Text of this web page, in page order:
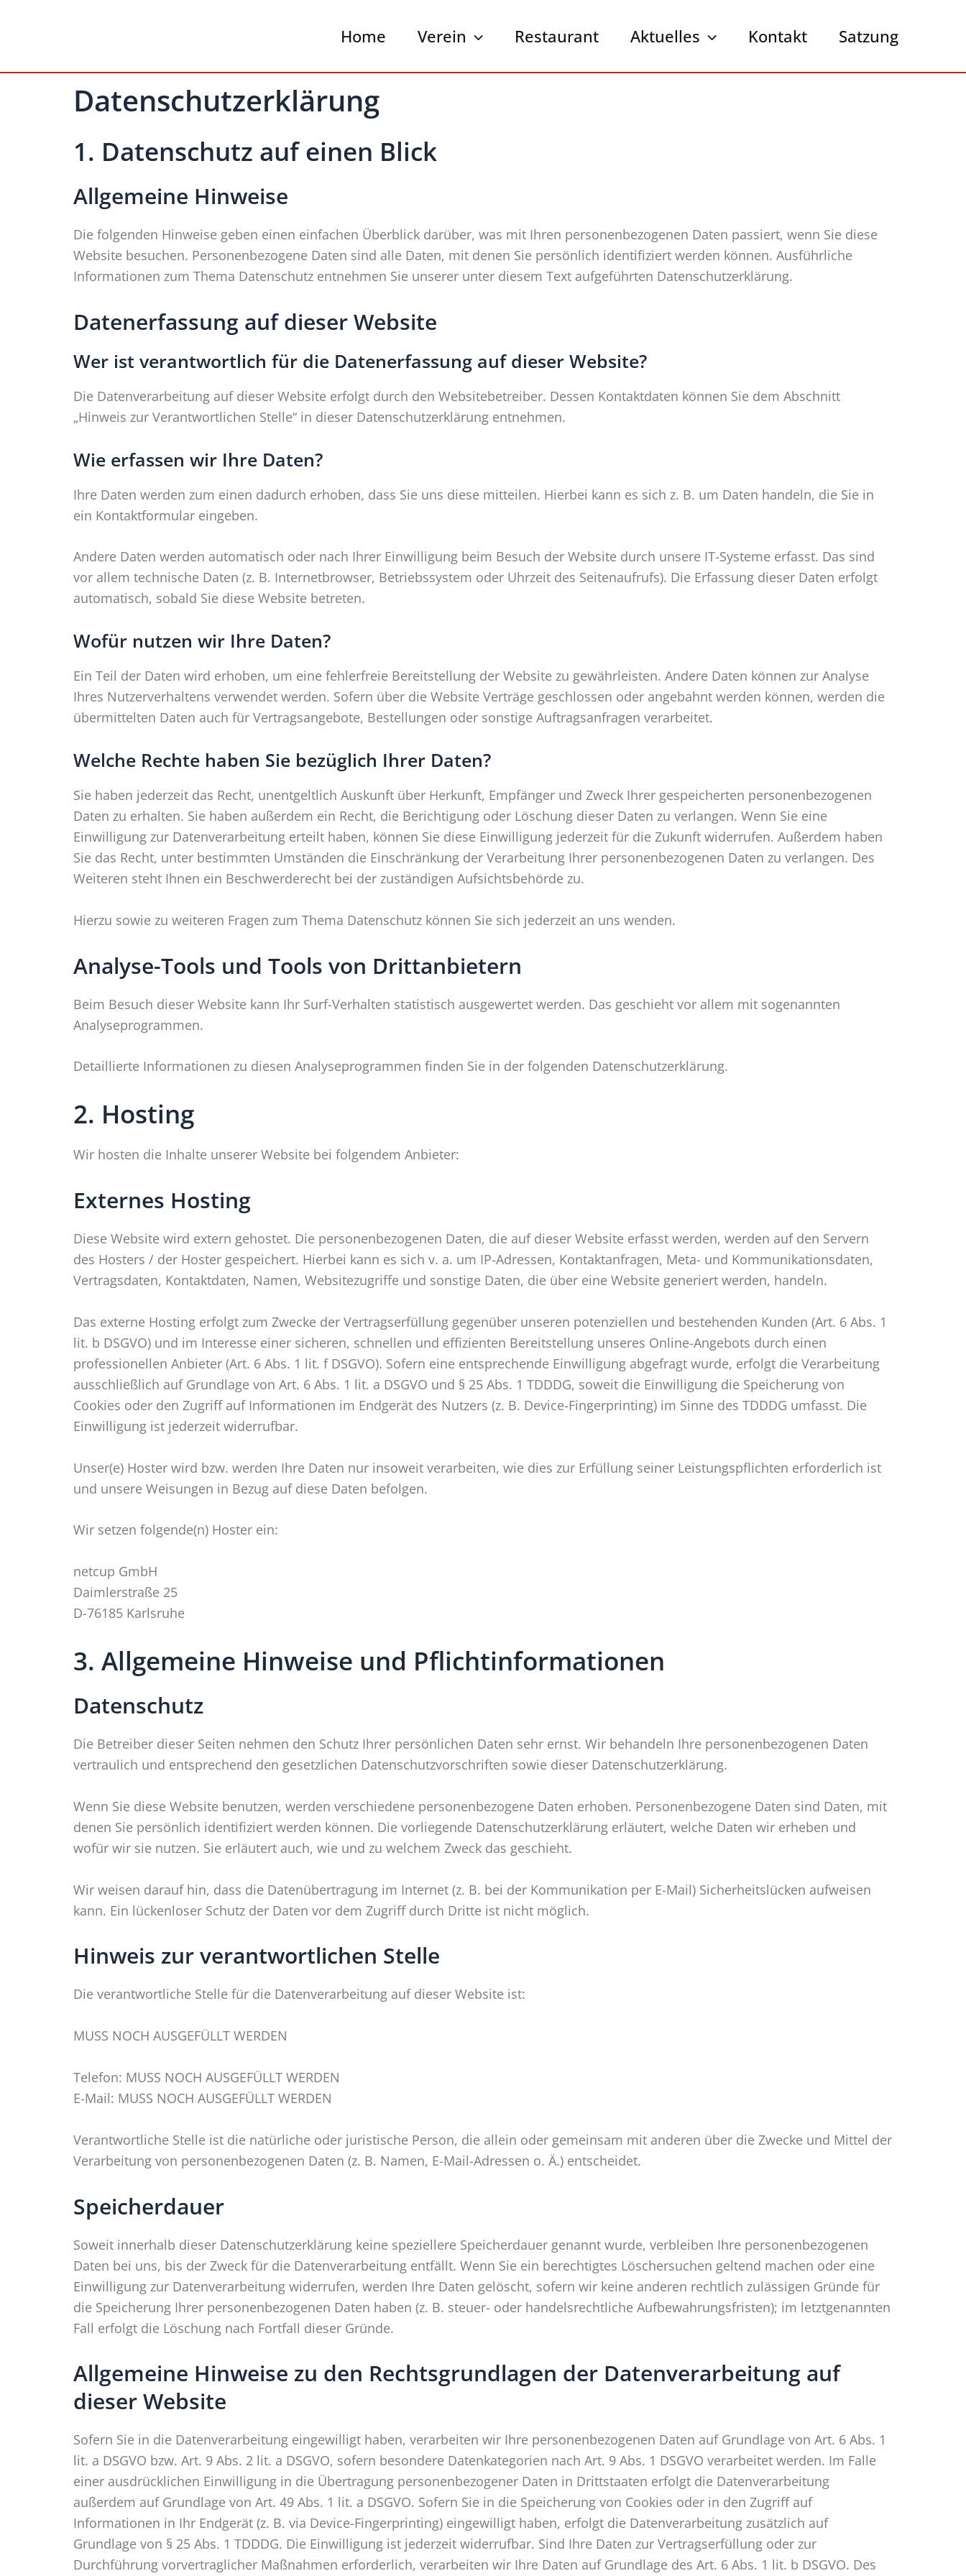
Home Verein Restaurant Aktuelles Kontakt Satzung
Datenschutz­erklärung
1. Datenschutz auf einen Blick
Allgemeine Hinweise
Die folgenden Hinweise geben einen einfachen Überblick darüber, was mit Ihren personenbezogenen Daten passiert, wenn Sie diese
Website besuchen. Personenbezogene Daten sind alle Daten, mit denen Sie persönlich identifiziert werden können. Ausführliche
Informationen zum Thema Datenschutz entnehmen Sie unserer unter diesem Text aufgeführten Datenschutzerklärung.
Datenerfassung auf dieser Website
Wer ist verantwortlich für die Datenerfassung auf dieser Website?
Die Datenverarbeitung auf dieser Website erfolgt durch den Websitebetreiber. Dessen Kontaktdaten können Sie dem Abschnitt
„Hinweis zur Verantwortlichen Stelle“ in dieser Datenschutzerklärung entnehmen.
Wie erfassen wir Ihre Daten?
Ihre Daten werden zum einen dadurch erhoben, dass Sie uns diese mitteilen. Hierbei kann es sich z. B. um Daten handeln, die Sie in
ein Kontaktformular eingeben.
Andere Daten werden automatisch oder nach Ihrer Einwilligung beim Besuch der Website durch unsere IT-Systeme erfasst. Das sind
vor allem technische Daten (z. B. Internetbrowser, Betriebssystem oder Uhrzeit des Seitenaufrufs). Die Erfassung dieser Daten erfolgt
automatisch, sobald Sie diese Website betreten.
Wofür nutzen wir Ihre Daten?
Ein Teil der Daten wird erhoben, um eine fehlerfreie Bereitstellung der Website zu gewährleisten. Andere Daten können zur Analyse
Ihres Nutzerverhaltens verwendet werden. Sofern über die Website Verträge geschlossen oder angebahnt werden können, werden die
übermittelten Daten auch für Vertragsangebote, Bestellungen oder sonstige Auftragsanfragen verarbeitet.
Welche Rechte haben Sie bezüglich Ihrer Daten?
Sie haben jederzeit das Recht, unentgeltlich Auskunft über Herkunft, Empfänger und Zweck Ihrer gespeicherten personenbezogenen
Daten zu erhalten. Sie haben außerdem ein Recht, die Berichtigung oder Löschung dieser Daten zu verlangen. Wenn Sie eine
Einwilligung zur Datenverarbeitung erteilt haben, können Sie diese Einwilligung jederzeit für die Zukunft widerrufen. Außerdem haben
Sie das Recht, unter bestimmten Umständen die Einschränkung der Verarbeitung Ihrer personenbezogenen Daten zu verlangen. Des
Weiteren steht Ihnen ein Beschwerderecht bei der zuständigen Aufsichtsbehörde zu.
Hierzu sowie zu weiteren Fragen zum Thema Datenschutz können Sie sich jederzeit an uns wenden.
Analyse-Tools und Tools von Dritt­anbietern
Beim Besuch dieser Website kann Ihr Surf-Verhalten statistisch ausgewertet werden. Das geschieht vor allem mit sogenannten
Analyseprogrammen.
Detaillierte Informationen zu diesen Analyseprogrammen finden Sie in der folgenden Datenschutzerklärung.
2. Hosting
Wir hosten die Inhalte unserer Website bei folgendem Anbieter:
Externes Hosting
Diese Website wird extern gehostet. Die personenbezogenen Daten, die auf dieser Website erfasst werden, werden auf den Servern
des Hosters / der Hoster gespeichert. Hierbei kann es sich v. a. um IP-Adressen, Kontaktanfragen, Meta- und Kommunikationsdaten,
Vertragsdaten, Kontaktdaten, Namen, Websitezugriffe und sonstige Daten, die über eine Website generiert werden, handeln.
Das externe Hosting erfolgt zum Zwecke der Vertragserfüllung gegenüber unseren potenziellen und bestehenden Kunden (Art. 6 Abs. 1
lit. b DSGVO) und im Interesse einer sicheren, schnellen und effizienten Bereitstellung unseres Online-Angebots durch einen
professionellen Anbieter (Art. 6 Abs. 1 lit. f DSGVO). Sofern eine entsprechende Einwilligung abgefragt wurde, erfolgt die Verarbeitung
ausschließlich auf Grundlage von Art. 6 Abs. 1 lit. a DSGVO und § 25 Abs. 1 TDDDG, soweit die Einwilligung die Speicherung von
Cookies oder den Zugriff auf Informationen im Endgerät des Nutzers (z. B. Device-Fingerprinting) im Sinne des TDDDG umfasst. Die
Einwilligung ist jederzeit widerrufbar.
Unser(e) Hoster wird bzw. werden Ihre Daten nur insoweit verarbeiten, wie dies zur Erfüllung seiner Leistungspflichten erforderlich ist
und unsere Weisungen in Bezug auf diese Daten befolgen.
Wir setzen folgende(n) Hoster ein:
netcup GmbH
Daimlerstraße 25
D-76185 Karlsruhe
3. Allgemeine Hinweise und Pflicht­informationen
Datenschutz
Die Betreiber dieser Seiten nehmen den Schutz Ihrer persönlichen Daten sehr ernst. Wir behandeln Ihre personenbezogenen Daten
vertraulich und entsprechend den gesetzlichen Datenschutzvorschriften sowie dieser Datenschutzerklärung.
Wenn Sie diese Website benutzen, werden verschiedene personenbezogene Daten erhoben. Personenbezogene Daten sind Daten, mit
denen Sie persönlich identifiziert werden können. Die vorliegende Datenschutzerklärung erläutert, welche Daten wir erheben und
wofür wir sie nutzen. Sie erläutert auch, wie und zu welchem Zweck das geschieht.
Wir weisen darauf hin, dass die Datenübertragung im Internet (z. B. bei der Kommunikation per E-Mail) Sicherheitslücken aufweisen
kann. Ein lückenloser Schutz der Daten vor dem Zugriff durch Dritte ist nicht möglich.
Hinweis zur verantwortlichen Stelle
Die verantwortliche Stelle für die Datenverarbeitung auf dieser Website ist:
MUSS NOCH AUSGEFÜLLT WERDEN
Telefon: MUSS NOCH AUSGEFÜLLT WERDEN
E-Mail: MUSS NOCH AUSGEFÜLLT WERDEN
Verantwortliche Stelle ist die natürliche oder juristische Person, die allein oder gemeinsam mit anderen über die Zwecke und Mittel der
Verarbeitung von personenbezogenen Daten (z. B. Namen, E-Mail-Adressen o. Ä.) entscheidet.
Speicherdauer
Soweit innerhalb dieser Datenschutzerklärung keine speziellere Speicherdauer genannt wurde, verbleiben Ihre personenbezogenen
Daten bei uns, bis der Zweck für die Datenverarbeitung entfällt. Wenn Sie ein berechtigtes Löschersuchen geltend machen oder eine
Einwilligung zur Datenverarbeitung widerrufen, werden Ihre Daten gelöscht, sofern wir keine anderen rechtlich zulässigen Gründe für
die Speicherung Ihrer personenbezogenen Daten haben (z. B. steuer- oder handelsrechtliche Aufbewahrungsfristen); im letztgenannten
Fall erfolgt die Löschung nach Fortfall dieser Gründe.
Allgemeine Hinweise zu den Rechtsgrundlagen der Datenverarbeitung auf
dieser Website
Sofern Sie in die Datenverarbeitung eingewilligt haben, verarbeiten wir Ihre personenbezogenen Daten auf Grundlage von Art. 6 Abs. 1
lit. a DSGVO bzw. Art. 9 Abs. 2 lit. a DSGVO, sofern besondere Datenkategorien nach Art. 9 Abs. 1 DSGVO verarbeitet werden. Im Falle
einer ausdrücklichen Einwilligung in die Übertragung personenbezogener Daten in Drittstaaten erfolgt die Datenverarbeitung
außerdem auf Grundlage von Art. 49 Abs. 1 lit. a DSGVO. Sofern Sie in die Speicherung von Cookies oder in den Zugriff auf
Informationen in Ihr Endgerät (z. B. via Device-Fingerprinting) eingewilligt haben, erfolgt die Datenverarbeitung zusätzlich auf
Grundlage von § 25 Abs. 1 TDDDG. Die Einwilligung ist jederzeit widerrufbar. Sind Ihre Daten zur Vertragserfüllung oder zur
Durchführung vorvertraglicher Maßnahmen erforderlich, verarbeiten wir Ihre Daten auf Grundlage des Art. 6 Abs. 1 lit. b DSGVO. Des